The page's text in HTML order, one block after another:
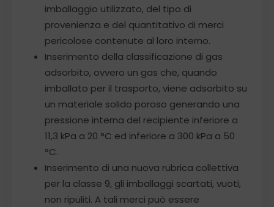
imballaggio utilizzato, del tipo di
provenienza e del quantitativo di merci
pericolose contenute al loro interno.
Inserimento della classificazione di gas
adsorbito, ovvero un gas che, quando
imballato per il trasporto, viene adsorbito su
un materiale solido poroso generando una
pressione interna del recipiente inferiore a
11,3 kPa a 20 °C ed inferiore a 300 kPa a 50
°C.
Inserimento di una nuova rubrica collettiva
per la classe 9, gli imballaggi scartati, vuoti,
non ripuliti. A tali merci può essere